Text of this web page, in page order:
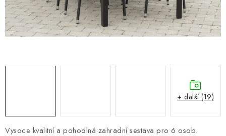
VÝPRODEJ
Podmínky ochrany osobních údajů
Vysoce kvalitní a pohodlná zahradní sestava pro 6 osob.
+ další (19)